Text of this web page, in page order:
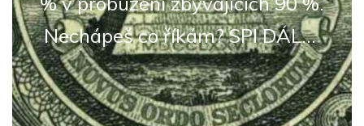
Nechápeš co říkám? SPI DÁL...